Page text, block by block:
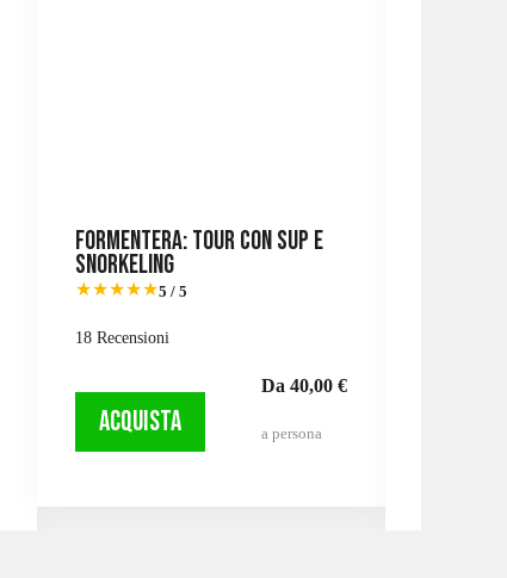
Formentera: tour con SUP e
snorkeling
★★★★★5 / 5
18 Recensioni
ACQUISTA
Da 40,00 €
a persona